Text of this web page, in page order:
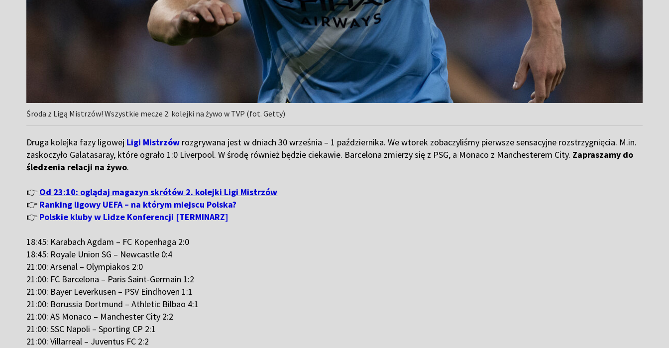
Środa z Ligą Mistrzów! Wszystkie mecze 2. kolejki na żywo w TVP (fot. Getty)
Druga kolejka fazy ligowej Ligi Mistrzów rozgrywana jest w dniach 30 września – 1 października. We wtorek zobaczyliśmy pierwsze sensacyjne rozstrzygnięcia. M.in.
zaskoczyło Galatasaray, które ograło 1:0 Liverpool. W środę również będzie ciekawie. Barcelona zmierzy się z PSG, a Monaco z Manchesterem City. Zapraszamy do
śledzenia relacji na żywo.
👉 Od 23:10: oglądaj magazyn skrótów 2. kolejki Ligi Mistrzów
👉 Ranking ligowy UEFA – na którym miejscu Polska?
👉 Polskie kluby w Lidze Konferencji [TERMINARZ]
18:45: Karabach Agdam – FC Kopenhaga 2:0
18:45: Royale Union SG – Newcastle 0:4
21:00: Arsenal – Olympiakos 2:0
21:00: FC Barcelona – Paris Saint-Germain 1:2
21:00: Bayer Leverkusen – PSV Eindhoven 1:1
21:00: Borussia Dortmund – Athletic Bilbao 4:1
21:00: AS Monaco – Manchester City 2:2
21:00: SSC Napoli – Sporting CP 2:1
21:00: Villarreal – Juventus FC 2:2